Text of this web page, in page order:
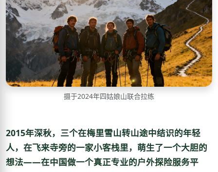
摄于2024年四姑娘山联合拉练
2015年深秋，三个在梅里雪山转山途中结识的年轻
人，在飞来寺旁的一家小客栈里，萌生了一个大胆的
想法——在中国做一个真正专业的户外探险服务平